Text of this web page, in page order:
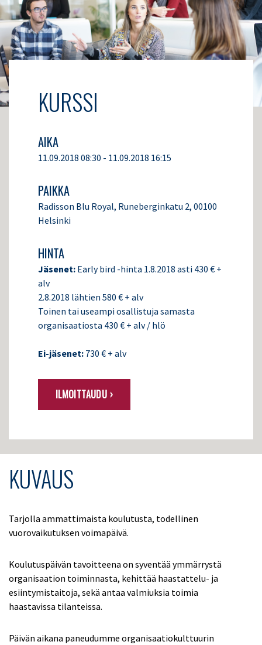
KURSSI
AIKA
11.09.2018 08:30 - 11.09.2018 16:15
PAIKKA
Radisson Blu Royal, Runeberginkatu 2, 00100
Helsinki
HINTA
Jäsenet: Early bird -hinta 1.8.2018 asti 430 € +
alv
2.8.2018 lähtien 580 € + alv
Toinen tai useampi osallistuja samasta
organisaatiosta 430 € + alv / hlö
Ei-jäsenet: 730 € + alv
ILMOITTAUDU ›
KUVAUS
Tarjolla ammattimaista koulutusta, todellinen
vuorovaikutuksen voimapäivä.
Koulutuspäivän tavoitteena on syventää ymmärrystä
organisaation toiminnasta, kehittää haastattelu- ja
esiintymistaitoja, sekä antaa valmiuksia toimia
haastavissa tilanteissa.
Päivän aikana paneudumme organisaatiokulttuurin